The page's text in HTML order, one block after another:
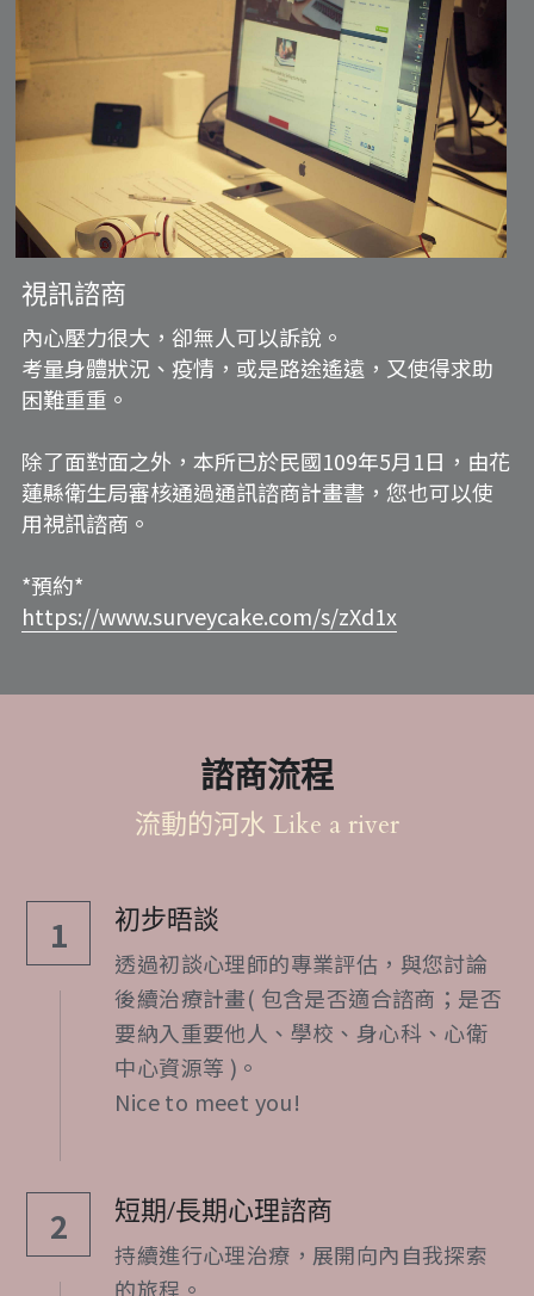
視訊諮商
內心壓力很大，卻無人可以訴說。
考量身體狀況、疫情，或是路途遙遠，又使得求助
困難重重。
除了面對面之外，本所已於民國109年5月1日，由花
蓮縣衛生局審核通過通訊諮商計畫書，您也可以使
用視訊諮商。
*預約*
https://www.surveycake.com/s/zXd1x
諮商流程
流動的河水 Like a river
1 初步晤談
透過初談心理師的專業評估，與您討論
後續治療計畫( 包含是否適合諮商；是否
要納入重要他人、學校、身心科、心衛
中心資源等 )。
Nice to meet you!
2 短期/長期心理諮商
持續進行心理治療，展開向內自我探索
的旅程。